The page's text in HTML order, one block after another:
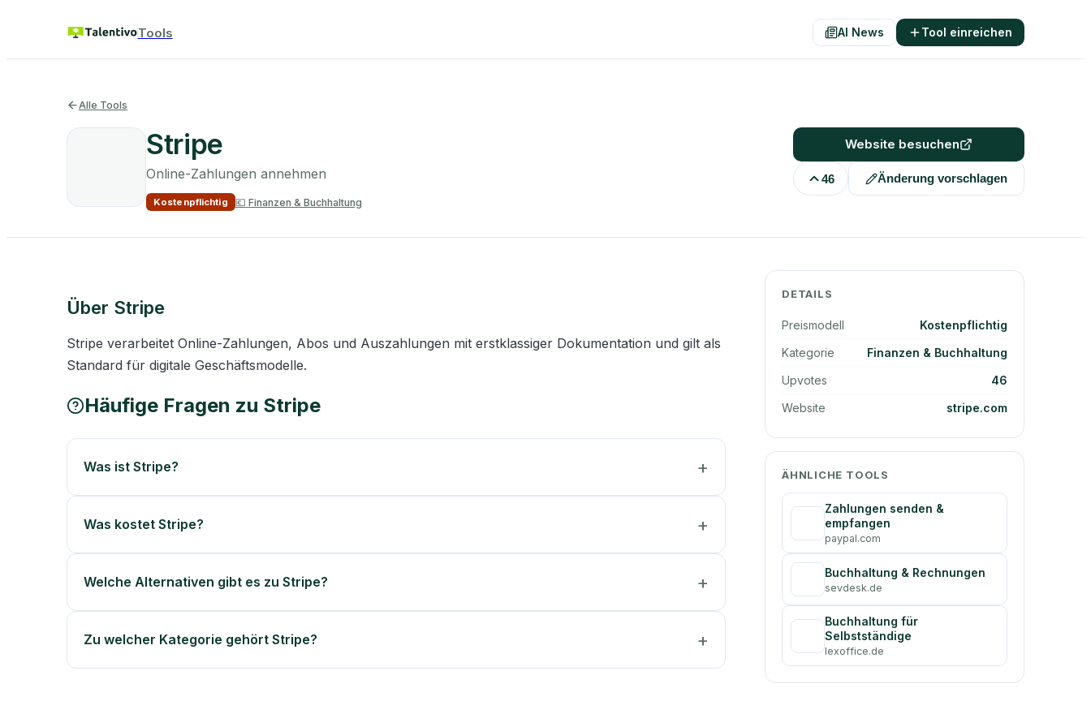
Tools AI News Tool einreichen
Alle Tools
Stripe
Online-Zahlungen annehmen
Kostenpflichtig 💶 Finanzen & Buchhaltung
Website besuchen
46 Änderung vorschlagen
Über Stripe
Stripe verarbeitet Online-Zahlungen, Abos und Auszahlungen mit erstklassiger Dokumentation und gilt als
Standard für digitale Geschäftsmodelle.
Häufige Fragen zu Stripe
Was ist Stripe?
Was kostet Stripe?
Welche Alternativen gibt es zu Stripe?
Zu welcher Kategorie gehört Stripe?
DETAILS
Preismodell
Kostenpflichtig
Kategorie
Finanzen & Buchhaltung
Upvotes
46
Website
stripe.com
ÄHNLICHE TOOLS
Zahlungen senden &
empfangen
paypal.com
Buchhaltung & Rechnungen
sevdesk.de
Buchhaltung für
Selbstständige
lexoffice.de